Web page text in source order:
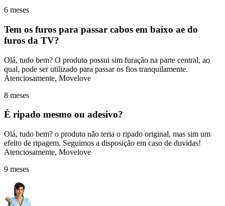
6 meses
Tem os furos para passar cabos em baixo ae do
furos da TV?
Olá, tudo bem? O produto possui sim furação na parte central, ao
qual, pode ser utilizado para passar os fios tranquilamente.
Atenciosamente, Movelove
8 meses
É ripado mesmo ou adesivo?
Olá, tudo bem? o produto não teria o ripado original, mas sim um
efeito de ripagem. Seguimos a disposição em caso de duvidas!
Atenciosamente, Movelove
9 meses